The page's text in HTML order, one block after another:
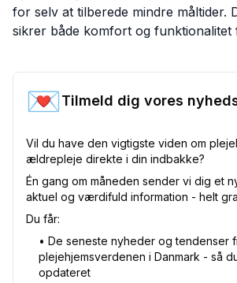
for selv at tilberede mindre måltider.
sikrer både komfort og funktionalitet
💌Tilmeld dig vores
Vil du have den vigtigste viden om
ældrepleje direkte i din indbakke?
Én gang om måneden sender vi dig et
aktuel og værdifuld information - helt
Du får:
•⁠ De seneste nyheder og tendenser
plejehjemsverdenen i Danmark - så
opdateret